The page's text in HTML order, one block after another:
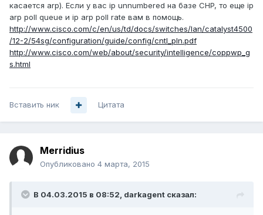
касается arp). Если у вас ip unnumbered на базе CHP, то еще ip
arp poll queue и ip arp poll rate вам в помощь.
http://www.cisco.com/c/en/us/td/docs/switches/lan/catalyst4500
/12-2/54sg/configuration/guide/config/cntl_pln.pdf
http://www.cisco.com/web/about/security/intelligence/coppwp_g
s.html
Вставить ник Цитата
Merridius
Опубликовано 4 марта, 2015
В 04.03.2015 в 08:52, darkagent сказал: